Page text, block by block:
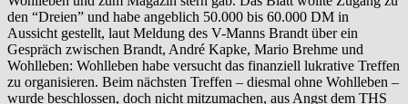
den “Dreien” und habe angeblich 50.000 bis 60.000 DM in
Aussicht gestellt, laut Meldung des V-Manns Brandt über ein
Gespräch zwischen Brandt, André Kapke, Mario Brehme und
Wohlleben: Wohlleben habe versucht das finanziell lukrative Treffen
zu organisieren. Beim nächsten Treffen – diesmal ohne Wohlleben –
wurde beschlossen, doch nicht mitzumachen, aus Angst dem THS